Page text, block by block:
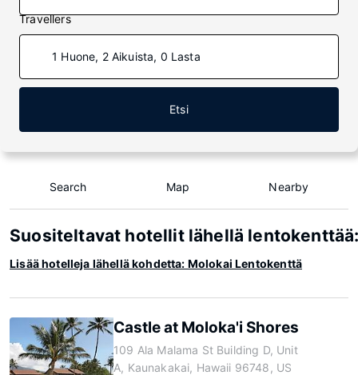
Travellers
1 Huone, 2 Aikuista, 0 Lasta
Etsi
Search Map Nearby
Suositeltavat hotellit lähellä
Lisää hotelleja lähellä kohdetta: Molokai Lentokenttä
Castle at Moloka'i Shores
109 Ala Malama St Building D, Unit
A, Kaunakakai, Hawaii 96748, US